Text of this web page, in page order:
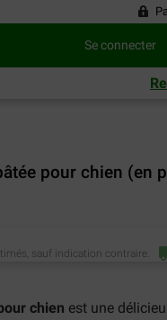
Se connecter
pour chien (en
sauf indication contraire.
chien est une